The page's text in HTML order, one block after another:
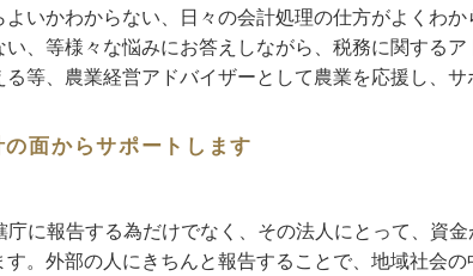
いかわからない、日々の会計処理の仕方がよくわ
、等様々な悩みにお答えしながら、税務に関する
等、農業経営アドバイザーとして農業を応援し、サ
面からサポートします
に報告する為だけでなく、その法人にとって、資
。外部の人にきちんと報告することで、地域社会